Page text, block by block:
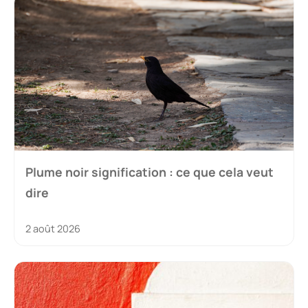
Plume noir signification : ce que cela veut
dire
2 août 2026